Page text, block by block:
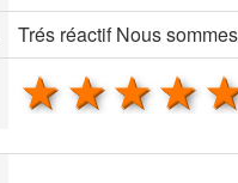
Trés réactif Nous
4
3
2 stars
1 star